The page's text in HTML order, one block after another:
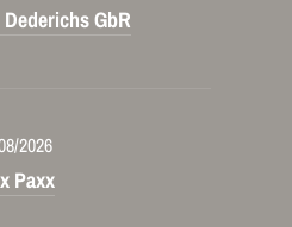
GbR
2026
Paxx